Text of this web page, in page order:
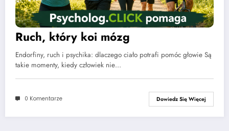
Ruch, który koi mózg
Endorfiny, ruch i psychika: dlaczego ciało potrafi pomóc głowie Są
takie momenty, kiedy człowiek nie…
0 Komentarze Dowiedz Się Więcej